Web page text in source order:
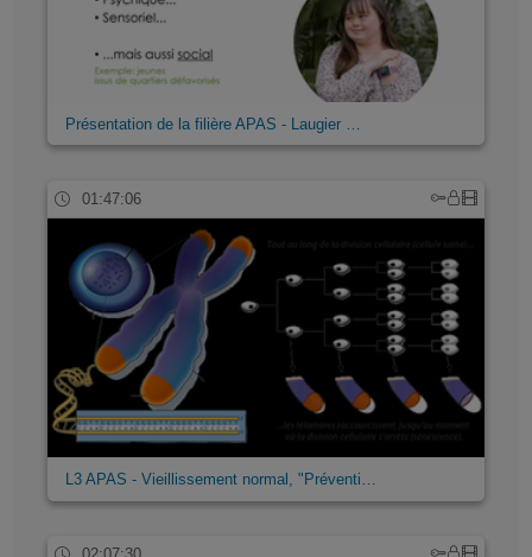
Présentation de la filière APAS - Laugier …
01:47:06
L3 APAS - Vieillissement normal, "Préventi…